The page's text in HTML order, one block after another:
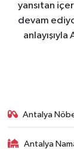
yansıtan
devam
Antalya
Antalya